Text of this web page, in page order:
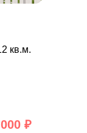
кв.м.
₽